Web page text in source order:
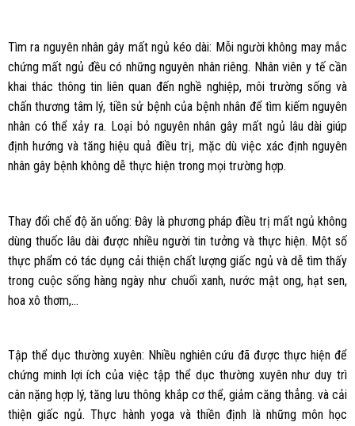
Tìm ra nguyên nhân gây mất ngủ kéo dài: Mỗi người không may mắc
chứng mất ngủ đều có những nguyên nhân riêng. Nhân viên y tế cần
khai thác thông tin liên quan đến nghề nghiệp, môi trường sống và
chấn thương tâm lý, tiền sử bệnh của bệnh nhân để tìm kiếm nguyên
nhân có thể xảy ra. Loại bỏ nguyên nhân gây mất ngủ lâu dài giúp
định hướng và tăng hiệu quả điều trị, mặc dù việc xác định nguyên
nhân gây bệnh không dễ thực hiện trong mọi trường hợp.
Thay đổi chế độ ăn uống: Đây là phương pháp điều trị mất ngủ không
dùng thuốc lâu dài được nhiều người tin tưởng và thực hiện. Một số
thực phẩm có tác dụng cải thiện chất lượng giấc ngủ và dễ tìm thấy
trong cuộc sống hàng ngày như chuối xanh, nước mật ong, hạt sen,
hoa xô thơm,…
Tập thể dục thường xuyên: Nhiều nghiên cứu đã được thực hiện để
chứng minh lợi ích của việc tập thể dục thường xuyên như duy trì
cân nặng hợp lý, tăng lưu thông khắp cơ thể, giảm căng thẳng. và cải
thiện giấc ngủ. Thực hành yoga và thiền định là những môn học